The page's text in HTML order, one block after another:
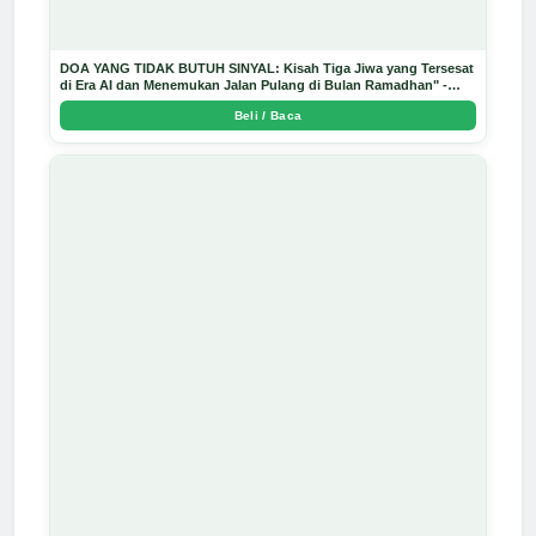
DOA YANG TIDAK BUTUH SINYAL: Kisah Tiga Jiwa yang Tersesat
di Era AI dan Menemukan Jalan Pulang di Bulan Ramadhan" -
Arda Dinata
Beli / Baca